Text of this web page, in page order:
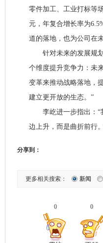
零件加工、工业打标等
元，年复合增长率为
道的落地，也为公司在
针对未来的发展规划
个维度提升竞争力：未
变革来推动战略落地，
建立更开放的生态。”
李屹进一步指出：“
边上升，而是曲折前行
分享到：
更多相关搜索： 新闻
0 0